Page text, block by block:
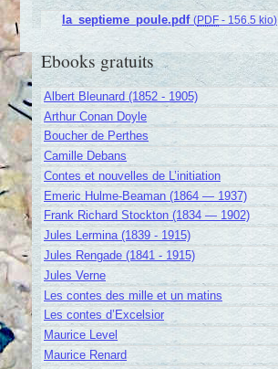
la_septieme_poule.pdf (PDF- 156.5 kio)
Ebooks gratuits
Albert Bleunard (1852 - 1905)
Arthur Conan Doyle
Boucher de Perthes
Camille Debans
Contes et nouvelles de L’initiation
Emeric Hulme-Beaman (1864 — 1937)
Frank Richard Stockton (1834 — 1902)
Jules Lermina (1839 - 1915)
Jules Rengade (1841 - 1915)
Jules Verne
Les contes des mille et un matins
Les contes d’Excelsior
Maurice Level
Maurice Renard